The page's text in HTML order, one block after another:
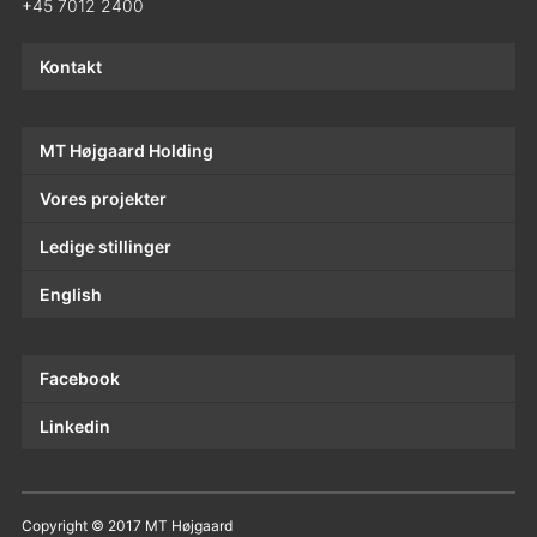
+45 7012 2400
Kontakt
MT Højgaard Holding
Vores projekter
Ledige stillinger
English
Facebook
Linkedin
Copyright © 2017 MT Højgaard